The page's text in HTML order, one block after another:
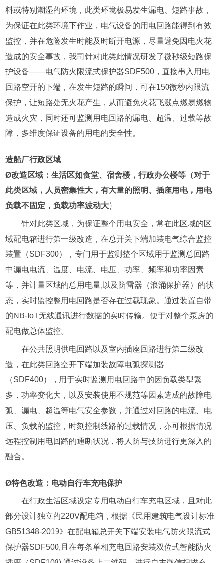
料或特别潮湿的环境，此类环境极易发生漏电、短路事故，
为保证在此类环境下作业，电气设备的用电回路能得到有效
监控，并在危险发生时能及时断开电源，尽量避免因电火花
造成的安全事故，我司针对此类此情况研发了微秒级短路保
护设备——电气防火限流式保护器SDF500，直接串入用电
回路空开的下端，在发生短路的瞬间，可在150微秒内限流
保护，让短路处无火花产生，从而避免火花飞溅点燃易燃物
造成火灾，同时还可监测用电回路的漏电、超温、过载等故
障，多维度保证设备的用电的安全性。
造船厂行政区域
Ø改造区域：生活区如食堂、宿舍楼，行政办公楼等（对于
此类区域，人员密集性大，有大量的照明、插座用电，用电
负载不固定，负载功率波动大）
针对此类区域，为保证整个用电安全，常在此区域的区
域配电箱进行第一级改造，在总开关下端加装电气综合监控
装置（SDF300），专门用于监测整个区域用于监测总回路
中漏电电流、温度、电流、电压、功率、频率和功率因素
等，并计量区域的总用电量,以及防雷器（浪涌保护器）的状
态，实时监控整用电回路是否存在过载现象。通过装置自带
的NB-IoT无线通讯进行数据的实时传输。便于对整个泵房的
配电做总体监控。
在公共照明供电回路以及室内插座回路进行第二级改
造，在此类回路空开下端加装故障电弧探测器
（SDF400），用于实时监测用电回路中的因负载类型繁
多，功率变化大，以及安装使用不规范等因素造成的故障电
弧、漏电、超温等电气安全参数，并通过对回路的电流、电
压、负载的监控，时刻控制线路的过载情况，亦可根据情况
远程控制用电回路的通断状况，将人防与技防进行更深入的
融合。
Ø特色改造：电动自行车充电保护
在行政生活区域设定专用电动自行车充电区域，且对此
部分设计独立的220V配电箱，根据《民用建筑电气设计标准
GB51348-2019》在配电箱总开关下端安装电气防火限流式
保护器SDF500,且在每条单相充电回路安装双位式智能防火